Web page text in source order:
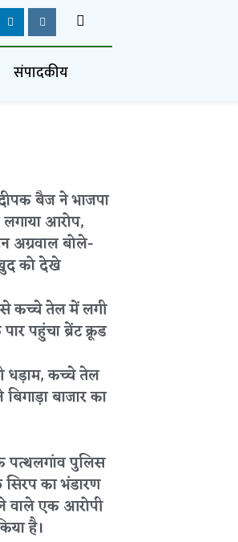
संपादकीय
बैज ने भाजपा
आरोप,
अग्रवाल बोले-
को देखे
से कच्चे तेल में लगी
पहुंचा ब्रेंट क्रूड
धड़ाम, कच्चे तेल
बाजार का
पुलिस
का भंडारण
वाले एक आरोपी
है।